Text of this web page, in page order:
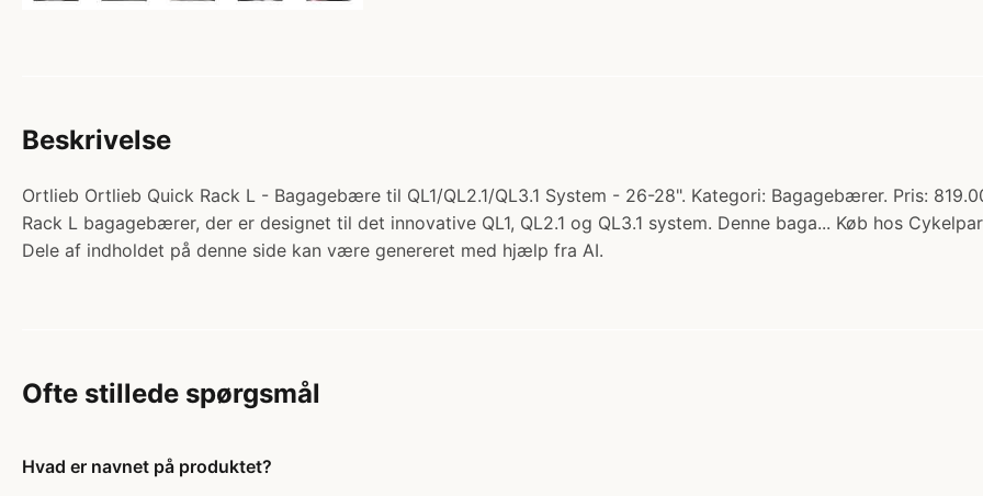
Beskrivelse
Ortlieb Ortlieb Quick Rack L - Bagagebære til QL1/QL2.1/QL3.1 System - 26-28". Kategori: Bagagebærer. Pris:
Rack L bagagebærer, der er designet til det innovative QL1, QL2.1 og QL3.1 system. Denne baga... Køb hos
Dele af indholdet på denne side kan være genereret med hjælp fra AI.
Ofte stillede spørgsmål
Hvad er navnet på produktet?